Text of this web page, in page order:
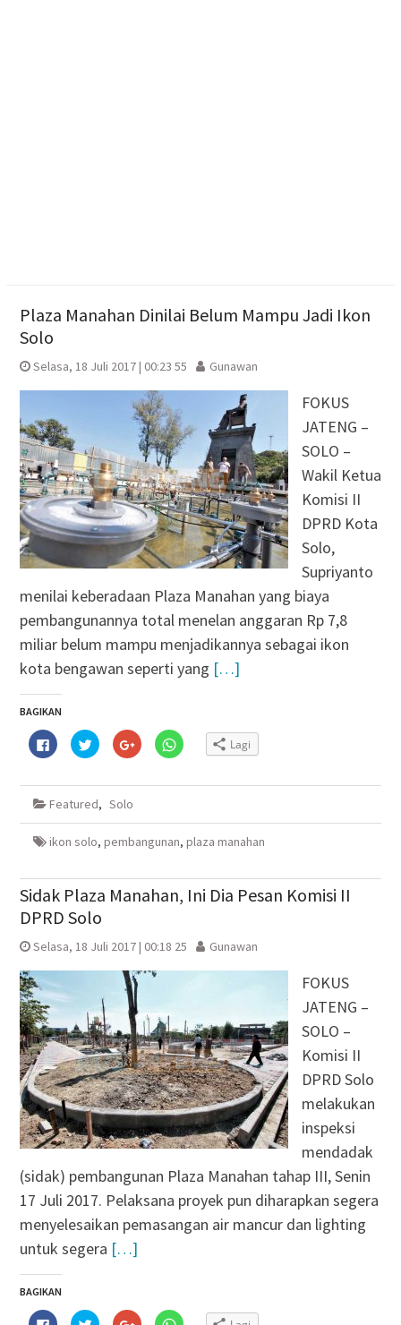
Plaza Manahan Dinilai Belum Mampu Jadi Ikon
Solo
Selasa, 18 Juli 2017 | 00:23 55 Gunawan
FOKUS
JATENG –
SOLO –
Wakil Ketua
Komisi II
DPRD Kota
Solo,
Supriyanto
menilai keberadaan Plaza Manahan yang biaya
pembangunannya total menelan anggaran Rp 7,8
miliar belum mampu menjadikannya sebagai ikon
kota bengawan seperti yang […]
BAGIKAN
Klik
untuk
membagikan
Facebook(Membuka
jendela
baru)
Klik
untuk
berbagi
Twitter(Membuka
jendela
baru)
Klik
untuk
berbagi
Google+
yang
baru)
Klik
untuk
WhatsApp(Membuka
baru)
Lagi
Featured, Solo
ikon solo, pembangunan, plaza manahan
Sidak Plaza Manahan, Ini Dia Pesan Komisi II
DPRD Solo
Selasa, 18 Juli 2017 | 00:18 25 Gunawan
FOKUS
JATENG –
SOLO –
Komisi II
DPRD Solo
melakukan
inspeksi
mendadak
(sidak) pembangunan Plaza Manahan tahap III, Senin
17 Juli 2017. Pelaksana proyek pun diharapkan segera
menyelesaikan pemasangan air mancur dan lighting
untuk segera […]
BAGIKAN
Klik Klik Klik Klik